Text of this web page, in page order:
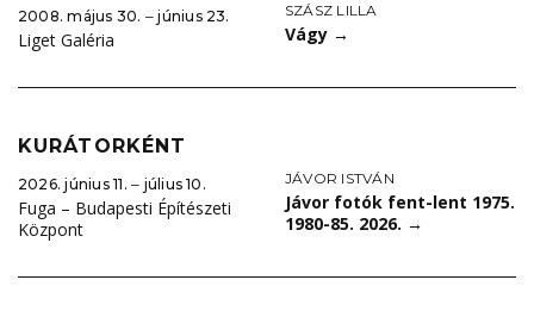
2008. május 30. ‒ június 23.
Liget Galéria
SZÁSZ LILLA
Vágy →
KURÁTORKÉNT
2026. június 11. ‒ július 10.
Fuga – Budapesti Építészeti
Központ
JÁVOR ISTVÁN
Jávor fotók fent-lent 1975.
1980-85. 2026. →